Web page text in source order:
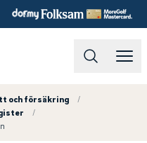
och försäkring
/
/